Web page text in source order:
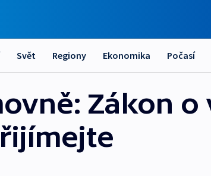
Svět Regiony Ekonomika Počasí
Zákon